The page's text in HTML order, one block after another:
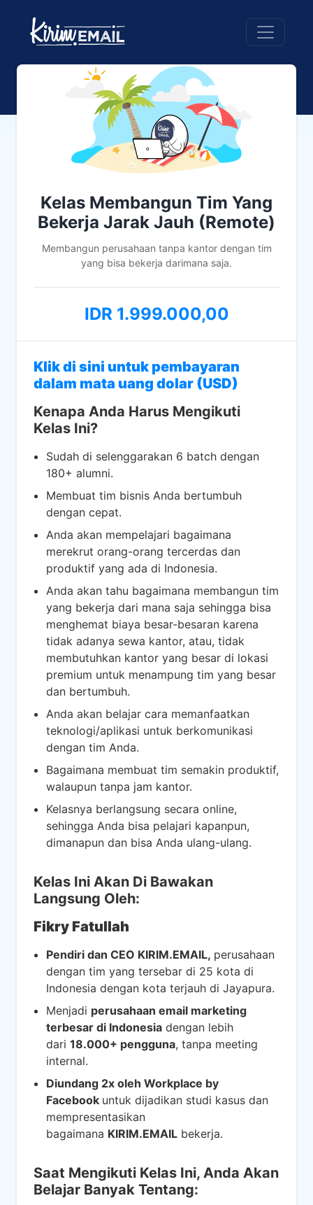
Kelas Membangun Tim Yang
Bekerja Jarak Jauh (Remote)
Membangun perusahaan tanpa kantor dengan tim
yang bisa bekerja darimana saja.
IDR 1.999.000,00
Klik di sini untuk pembayaran
dalam mata uang dolar (USD)
Kenapa Anda Harus Mengikuti
Kelas Ini?
Sudah di selenggarakan 6 batch dengan
180+ alumni.​
Membuat tim bisnis Anda bertumbuh
dengan cepat.
Anda akan mempelajari bagaimana
merekrut orang-orang tercerdas dan
produktif yang ada di Indonesia.
Anda akan tahu bagaimana membangun tim
yang bekerja dari mana saja sehingga bisa
menghemat biaya besar-besaran karena
tidak adanya sewa kantor, atau, tidak
membutuhkan kantor yang besar di lokasi
premium untuk menampung tim yang besar
dan bertumbuh.
Anda akan belajar cara memanfaatkan
teknologi/aplikasi untuk berkomunikasi
dengan tim Anda.
Bagaimana membuat tim semakin produktif,
walaupun tanpa jam kantor.
Kelasnya berlangsung secara online,
sehingga Anda bisa pelajari kapanpun,
dimanapun dan bisa Anda ulang-ulang.​
Kelas Ini Akan Di Bawakan
Langsung Oleh:
Fikry Fatullah
Pendiri dan CEO KIRIM.EMAIL, perusahaan
dengan tim yang tersebar di 25 kota di
Indonesia dengan kota terjauh di Jayapura.
Menjadi perusahaan email marketing
terbesar di Indonesia dengan lebih
dari 18.000+ pengguna, tanpa meeting
internal.
Diundang 2x oleh Workplace by
Facebook untuk dijadikan studi kasus dan
mempresentasikan
bagaimana KIRIM.EMAIL bekerja.
Saat Mengikuti Kelas Ini, Anda Akan
Belajar Banyak Tentang: